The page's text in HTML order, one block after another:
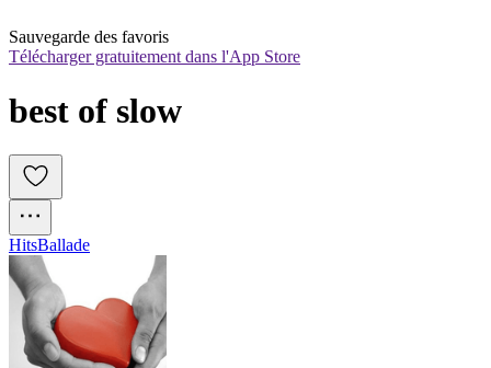
Sauvegarde des favoris
Télécharger gratuitement dans l'App Store
best of slow
HitsBallade